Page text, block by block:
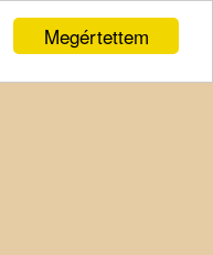
Megértettem